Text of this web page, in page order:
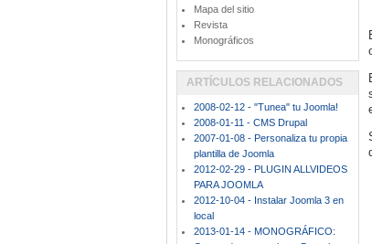
Mapa del sitio
Revista
Monográficos
ARTÍCULOS RELACIONADOS
2008-02-12 - "Tunea" tu Joomla!
2008-01-11 - CMS Drupal
2007-01-08 - Personaliza tu propia
plantilla de Joomla
2012-02-29 - PLUGIN ALLVIDEOS
PARA JOOMLA
2012-10-04 - Instalar Joomla 3 en
local
2013-01-14 - MONOGRÁFICO: